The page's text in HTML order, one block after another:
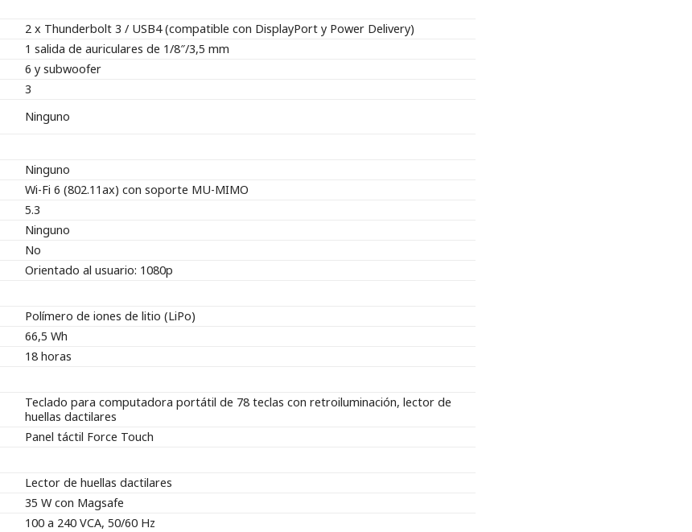
2 x Thunderbolt 3 / USB4 (compatible con DisplayPort y Power Delivery)
1 salida de auriculares de 1/8″/3,5 mm
6 y subwoofer
3
Ninguno
Ninguno
Wi-Fi 6 (802.11ax) con soporte MU-MIMO
5.3
Ninguno
No
Orientado al usuario: 1080p
Polímero de iones de litio (LiPo)
66,5 Wh
18 horas
Teclado para computadora portátil de 78 teclas con retroiluminación, lector de
huellas dactilares
Panel táctil Force Touch
Lector de huellas dactilares
35 W con Magsafe
100 a 240 VCA, 50/60 Hz